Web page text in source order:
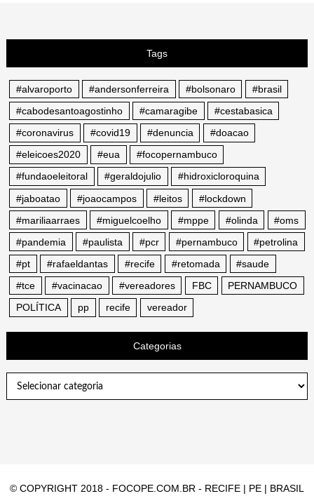
Tags
#alvaroporto #andersonferreira #bolsonaro
#brasil
#cabodesantoagostinho
#camaragibe
#cestabasica
#coronavirus
#covid19 #denuncia
#doacao
#eleicoes2020
#eua
#focopernambuco
#fundaoeleitoral
#geraldojulio
#hidroxicloroquina
#jaboatao
#joaocampos #leitos
#lockdown
#mariliaarraes
#miguelcoelho #mppe #olinda
#oms
#pandemia
#paulista #pcr #pernambuco
#petrolina
#pt
#rafaeldantas #recife #retomada
#saude
#tce
#vacinacao #vereadores FBC
PERNAMBUCO
POLÍTICA
pp recife vereador
Categorias
© COPYRIGHT 2018 - FOCOPE.COM.BR - RECIFE | PE | BRASIL